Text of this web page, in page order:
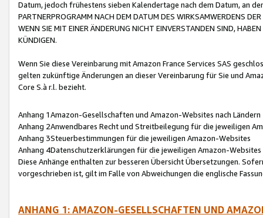
Datum, jedoch frühestens sieben Kalendertage nach dem Datum, an
PARTNERPROGRAMM NACH DEM DATUM DES WIRKSAMWERDENS
WENN SIE MIT EINER ÄNDERUNG NICHT EINVERSTANDEN SIND,
KÜNDIGEN.
Wenn Sie diese Vereinbarung mit Amazon France Services SAS
gelten zukünftige Änderungen an dieser Vereinbarung für Sie und
Core S.à r.l. bezieht.
Anhang 1Amazon-Gesellschaften und Amazon-Websites nach Ländern
Anhang 2Anwendbares Recht und Streitbeilegung für die jeweiligen
Anhang 3Steuerbestimmungen für die jeweiligen Amazon-Websites
Anhang 4Datenschutzerklärungen für die jeweiligen Amazon-Websites
Diese Anhänge enthalten zur besseren Übersicht Übersetzungen.
vorgeschrieben ist, gilt im Falle von Abweichungen die englische
ANHANG 1: AMAZON-GESELLSCHAFTEN UND